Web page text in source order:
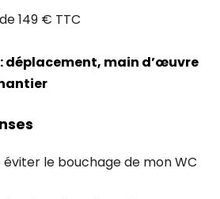
149 € TTC
déplacement, main d’œuvre
le bouchage de mon WC